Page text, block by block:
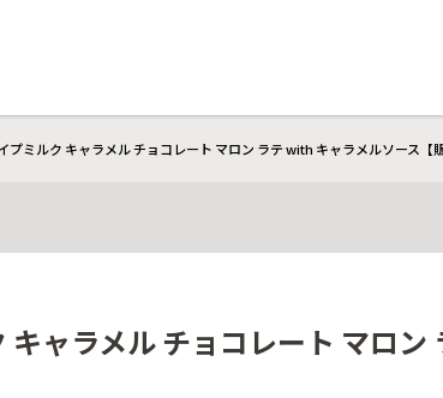
プミルク キャラメル チョコレート マロン ラテ with キャラメルソース【
ャラメル チョコレート マロ